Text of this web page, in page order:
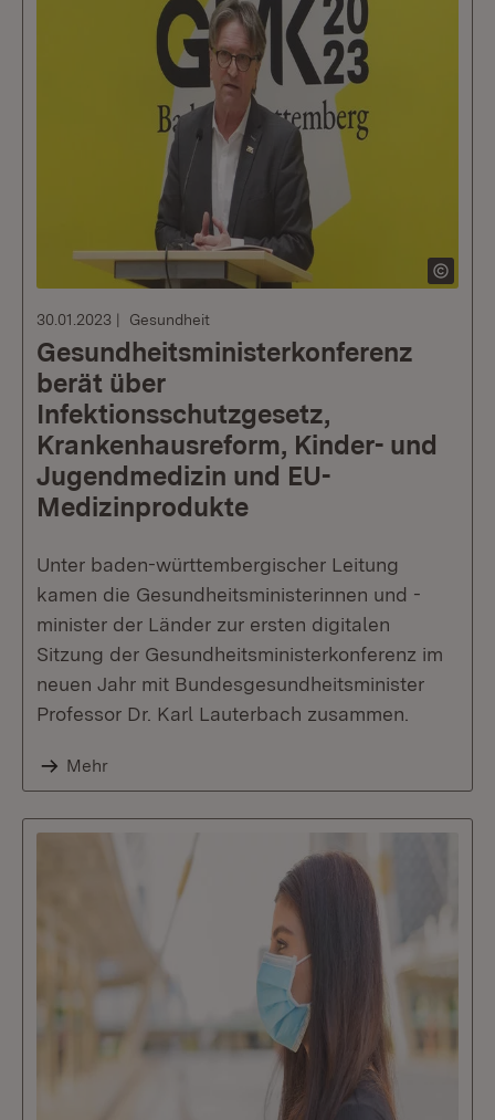
30.01.2023 Gesundheit
Gesundheitsministerkonferenz
berät über
Infektionsschutzgesetz,
Krankenhausreform, Kinder- und
Jugendmedizin und EU-
Medizinprodukte
Unter baden-württembergischer Leitung
kamen die Gesundheitsministerinnen und -
minister der Länder zur ersten digitalen
Sitzung der Gesundheitsministerkonferenz im
neuen Jahr mit Bundesgesundheitsminister
Professor Dr. Karl Lauterbach zusammen.
Mehr